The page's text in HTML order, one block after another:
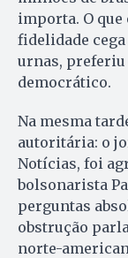
importa. O que
fidelidade
urnas, preferiu
democrático.
Na mesma
autoritária: o
Notícias, foi
bolsonarista
perguntas
obstrução
norte-